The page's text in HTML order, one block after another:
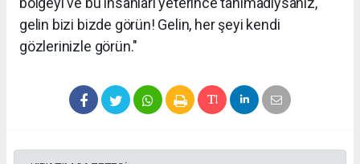
gelin bizi bizde görün! Gelin, her şeyi kendi
gözlerinizle görün."